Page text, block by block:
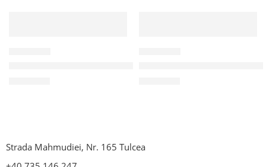
Strada Mahmudiei, Nr. 165 Tulcea